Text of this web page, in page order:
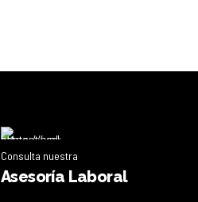
Consulta nuestra
Asesoría Laboral